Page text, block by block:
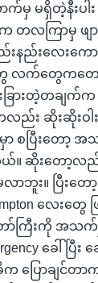
မှ မရှိတဲ့နီးပါ
လကြာမှ ဖျား
နည်းလေးကော
လက်တွေကတော့
ားတဲ့တချက်က
ဆိုးဆိုးဝါး
စပြီးတော့ အ
ယ်။ ဆိုးတော့လည်
ဘူး။ ပြီးတော့
လေးတွေ ဖ
ော်ကြီးကို အသ
ခေါ်ပ
ပြောချင်တာက